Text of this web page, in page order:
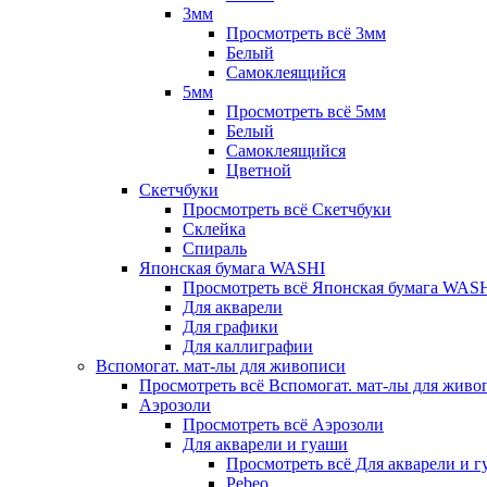
3мм
Просмотреть всё 3мм
Белый
Самоклеящийся
5мм
Просмотреть всё 5мм
Белый
Самоклеящийся
Цветной
Скетчбуки
Просмотреть всё Скетчбуки
Склейка
Спираль
Японская бумага WASHI
Просмотреть всё Японская бумага
Для акварели
Для графики
Для каллиграфии
Вспомогат. мат-лы для живописи
Просмотреть всё Вспомогат. мат-лы для
Аэрозоли
Просмотреть всё Аэрозоли
Для акварели и гуаши
Просмотреть всё Для акварели и
Pebeo